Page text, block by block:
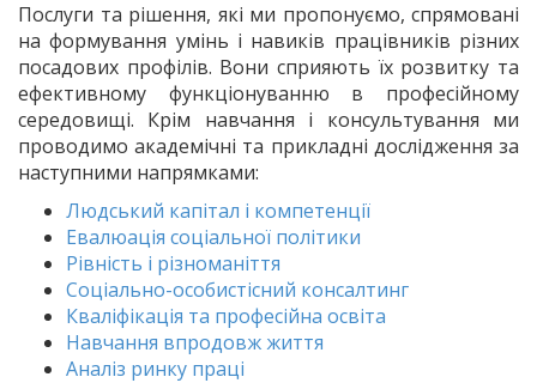
Послуги та рішення, які ми пропонуємо, спрямовані
на формування умінь і навиків працівників різних
посадових профілів. Вони сприяють їх розвитку та
ефективному функціонуванню в професійному
середовищі. Крім навчання і консультування ми
проводимо академічні та прикладні дослідження за
наступними напрямками:
Людський капітал і компетенції
Евалюація соціальної політики
Рівність і різноманіття
Соціально-особистісний консалтинг
Кваліфікація та професійна освіта
Навчання впродовж життя
Аналіз ринку праці